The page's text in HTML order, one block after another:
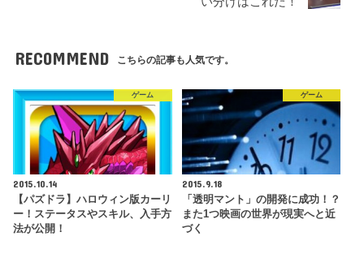
RECOMMEND こちらの記事も人気です。
ゲーム
2015.10.14
【パズドラ】ハロウィン版カーリ
ー！ステータスやスキル、入手方
法が公開！
ゲーム
2015.9.18
「透明マント」の開発に成功！？
また1つ映画の世界が現実へと近
づく